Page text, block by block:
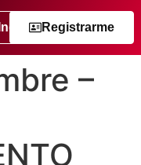
IngresarRegistrarme
–